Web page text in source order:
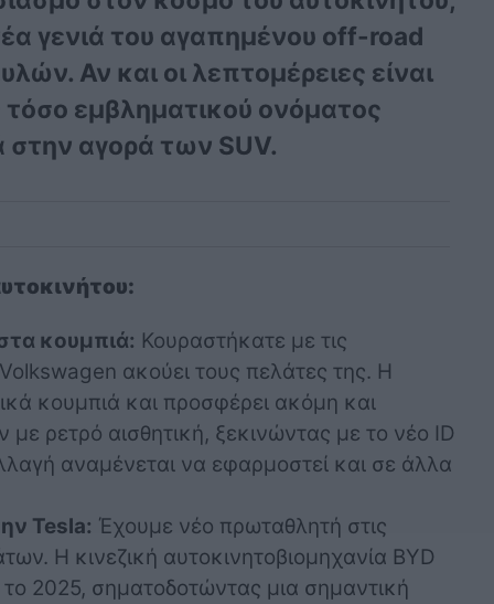
γενιά του αγαπημένου off-road
Αν και οι λεπτομέρειες είναι
εμβληματικού ονόματος
στην αγορά των SUV.
κουμπιά: Κουραστήκατε με τις
ακούει τους πελάτες της. Η
κουμπιά και προσφέρει ακόμη και
ρετρό αισθητική, ξεκινώντας με το νέο ID
αναμένεται να εφαρμοστεί και σε άλλα
Tesla: Έχουμε νέο πρωταθλητή στις
Η κινεζική αυτοκινητοβιομηχανία BYD
2025, σηματοδοτώντας μια σημαντική